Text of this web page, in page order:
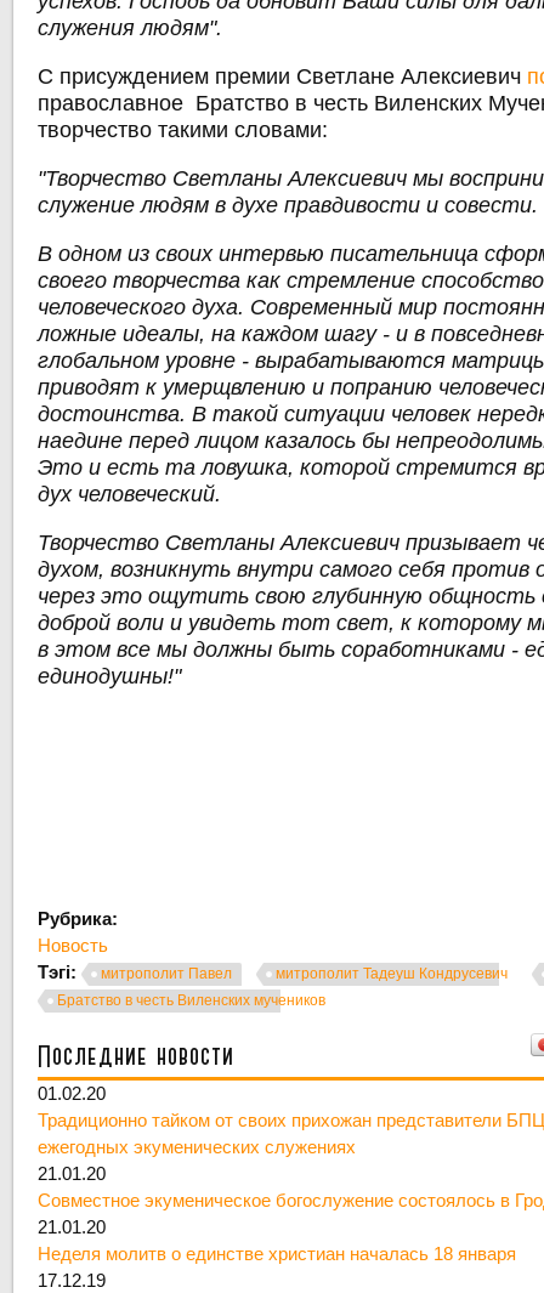
служения людям".
С присуждением премии Светлане Алексиевич
православное Братство в честь Виленских
творчество такими словами:
"Творчество Светланы Алексиевич мы
служение людям в духе правдивости и совести.
В одном из своих интервью писательница
своего творчества как стремление
человеческого духа. Современный мир
ложные идеалы, на каждом шагу - и в
глобальном уровне - вырабатываются
приводят к умерщвлению и попранию
достоинства. В такой ситуации человек
наедине перед лицом казалось бы
Это и есть та ловушка, которой стремится
дух человеческий.
Творчество Светланы Алексиевич призывает
духом, возникнуть внутри самого себя против
через это ощутить свою глубинную общность
доброй воли и увидеть тот свет, к которому
в этом все мы должны быть соработниками -
единодушны!"
Рубрика:
Новость
Тэгі:
митрополит Павел
митрополит Тадеуш Кондрусевич
Братство в честь Виленских мучеников
Последние новости
01.02.20
Традиционно тайком от своих прихожан представители
ежегодных экуменических служениях
21.01.20
Совместное экуменическое богослужение состоялось в
21.01.20
Неделя молитв о единстве христиан началась 18 января
17.12.19